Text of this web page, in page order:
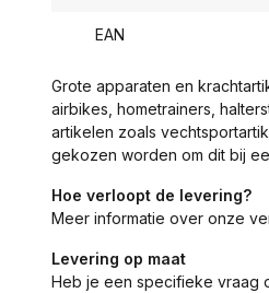
EAN
Grote apparaten en
airbikes, hometrainers,
artikelen zoals
gekozen worden om dit bij
Hoe verloopt de levering?
Meer informatie over onze
Levering op maat
Heb je een specifieke vraag